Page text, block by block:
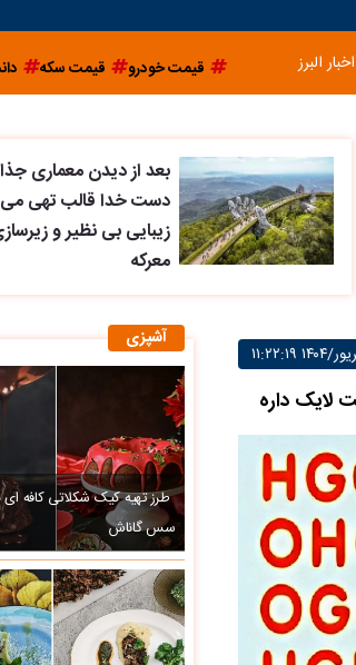
اخبار البرز قیمت خودرو قیمت سکه
بعد از دیدن معماری
دست خدا قالب تهی می
زیبایی بی نظیر و
معرکه
آشپزی
طرز تهیه کیک شکلاتی کافه ای
سس گاناش